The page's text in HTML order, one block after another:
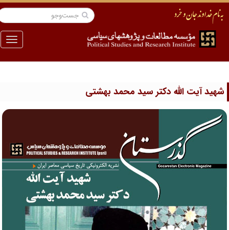
منو
آیت الله دکتر سید محمد بهشتی